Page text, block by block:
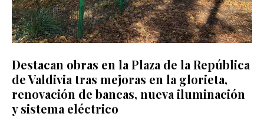
Destacan obras en la Plaza de la República
de Valdivia tras mejoras en la glorieta,
renovación de bancas, nueva iluminación
y sistema eléctrico